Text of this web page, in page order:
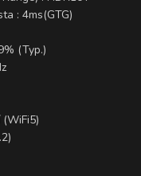
: 4ms(GTG)
(Typ.)